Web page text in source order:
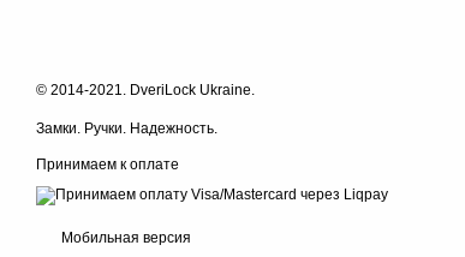
© 2014-2021. DveriLock Ukraine.
Замки. Ручки. Надежность.
Принимаем к оплате
Мобильная версия